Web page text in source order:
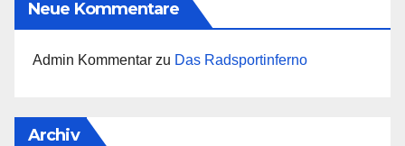
Neue Kommentare
Admin Kommentar zu Das Radsportinferno
Archiv